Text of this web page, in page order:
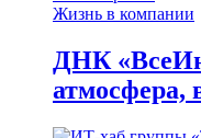
Жизнь в компании
ДНК
атмосфера,